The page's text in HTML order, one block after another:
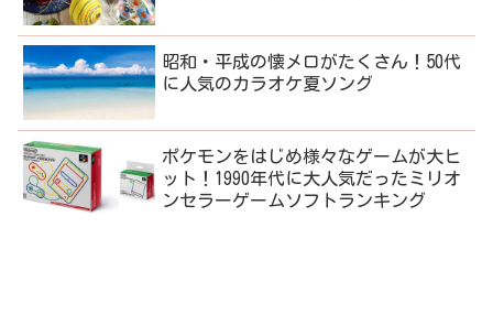
昭和・平成の懐メロがたくさん！50代
に人気のカラオケ夏ソング
ポケモンをはじめ様々なゲームが大ヒ
ット！1990年代に大人気だったミリオ
ンセラーゲームソフトランキング